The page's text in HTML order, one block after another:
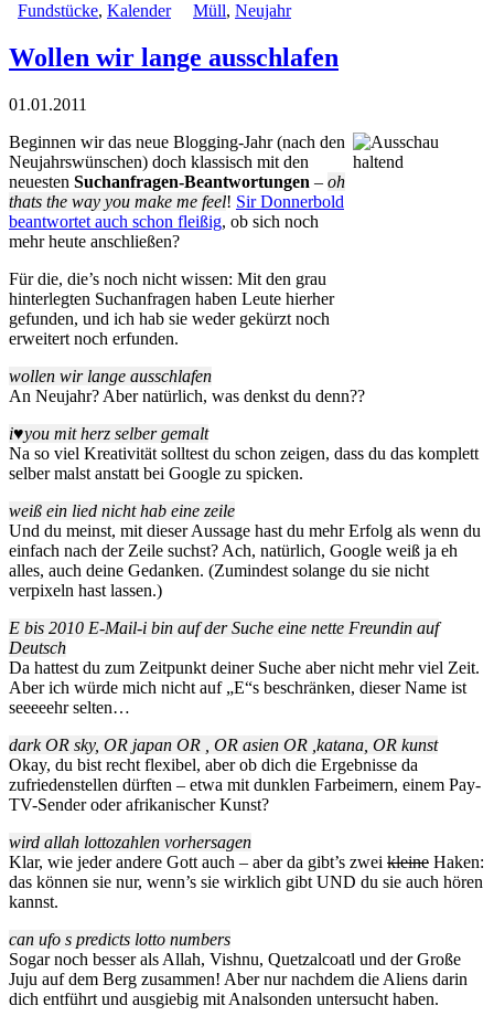
Fundstücke, Kalender Müll, Neujahr
Wollen wir lange ausschlafen
01.01.2011
Beginnen wir das neue Blogging-Jahr (nach den
Neujahrswünschen) doch klassisch mit den
neuesten Suchanfragen-Beantwortungen – oh
thats the way you make me feel! Sir Donnerbold
beantwortet auch schon fleißig, ob sich noch
mehr heute anschließen?
Für die, die’s noch nicht wissen: Mit den grau
hinterlegten Suchanfragen haben Leute hierher
gefunden, und ich hab sie weder gekürzt noch
erweitert noch erfunden.
wollen wir lange ausschlafen
An Neujahr? Aber natürlich, was denkst du denn??
i♥you mit herz selber gemalt
Na so viel Kreativität solltest du schon zeigen, dass du das komplett
selber malst anstatt bei Google zu spicken.
weiß ein lied nicht hab eine zeile
Und du meinst, mit dieser Aussage hast du mehr Erfolg als wenn du
einfach nach der Zeile suchst? Ach, natürlich, Google weiß ja eh
alles, auch deine Gedanken. (Zumindest solange du sie nicht
verpixeln hast lassen.)
E bis 2010 E-Mail-i bin auf der Suche eine nette Freundin auf
Deutsch
Da hattest du zum Zeitpunkt deiner Suche aber nicht mehr viel Zeit.
Aber ich würde mich nicht auf „E“s beschränken, dieser Name ist
seeeeehr selten…
dark OR sky, OR japan OR , OR asien OR ,katana, OR kunst
Okay, du bist recht flexibel, aber ob dich die Ergebnisse da
zufriedenstellen dürften – etwa mit dunklen Farbeimern, einem Pay-
TV-Sender oder afrikanischer Kunst?
wird allah lottozahlen vorhersagen
Klar, wie jeder andere Gott auch – aber da gibt’s zwei kleine Haken:
das können sie nur, wenn’s sie wirklich gibt UND du sie auch hören
kannst.
can ufo s predicts lotto numbers
Sogar noch besser als Allah, Vishnu, Quetzalcoatl und der Große
Juju auf dem Berg zusammen! Aber nur nachdem die Aliens darin
dich entführt und ausgiebig mit Analsonden untersucht haben.